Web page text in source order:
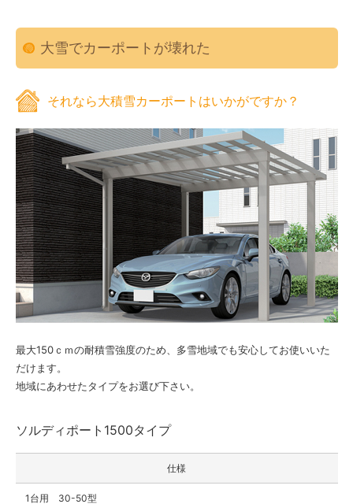
大雪でカーポートが壊れた
それなら大積雪カーポートはいかがですか？
最大150ｃｍの耐積雪強度のため、多雪地域でも安心してお使いいた
だけます。
地域にあわせたタイプをお選び下さい。
ソルディポート1500タイプ
仕様
1台用 30-50型